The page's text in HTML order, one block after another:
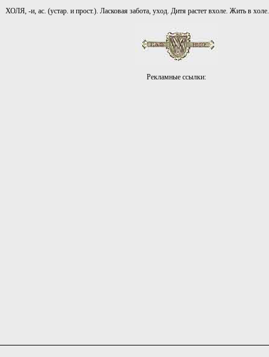
ХОЛЯ, -и, ас. (устар. и прост.). Ласковая забота, уход. Дитя растет вхоле. Жить в холе.
Рекламные ссылки: